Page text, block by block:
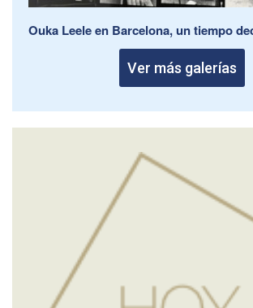
Ouka Leele en Barcelona, un tiempo
Ver más galerías